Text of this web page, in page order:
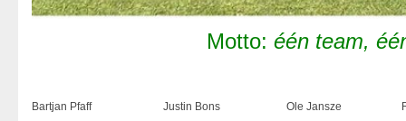
Motto: één team,
Bartjan Pfaff Justin Bons Ole Jansze